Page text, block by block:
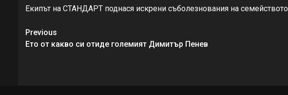
Екипът на СТАНДАРТ поднася искрени съболезнования на
Continue
Reading
Previous
Ето от какво си отиде големият Димитър Пенев